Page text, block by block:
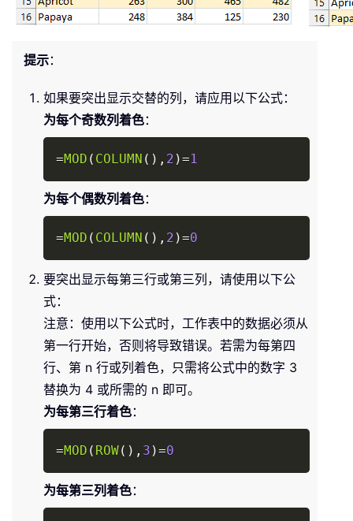
提示：
如果要突出显示交替的列，请应用以下公式：
为每个奇数列着色：
=MOD ( COLUMN ( ) , 2 )=1
为每个偶数列着色：
=MOD ( COLUMN ( ) , 2 )=0
要突出显示每第三行或第三列，请使用以下公
式：
注意：使用以下公式时，工作表中的数据必须从
第一行开始，否则将导致错误。若需为每第四
行、第 n 行或列着色，只需将公式中的数字 3
替换为 4 或所需的 n 即可。
为每第三行着色：
=MOD ( ROW( ) , 3 )=0
为每第三列着色：